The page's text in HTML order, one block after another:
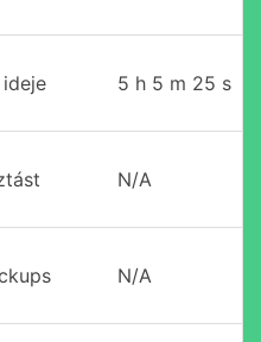
5 h 5 m 25 s
N/A
N/A